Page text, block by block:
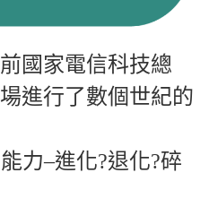
國家電信科技總
進行了數個世紀的
力–進化?退化?碎